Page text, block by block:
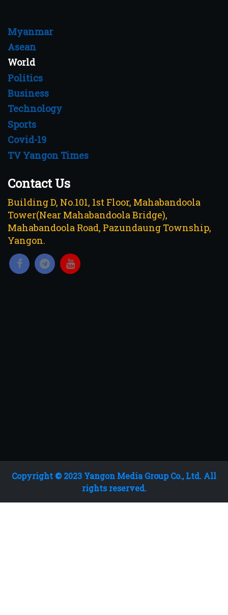
Myanmar
Asean
World
Politics
Business
Technology
Sports
Covid-19
TV Yangon Times
Contact Us
Building D, No.101, 1st Floor, Mahabandoola
Tower(Near Mahabandoola Bridge),
Mahabandoola Road, Pazundaung Township,
Yangon.
Copyright © 2023 Yangon Media Group Co., Ltd. All
rights reserved.